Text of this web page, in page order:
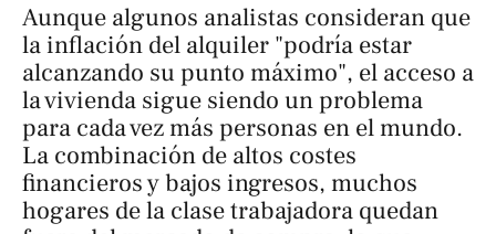
Aunque algunos analistas consideran que
la inflación del alquiler "podría estar
alcanzando su punto máximo", el acceso a
la vivienda sigue siendo un problema
para cada vez más personas en el mundo.
La combinación de altos costes
financieros y bajos ingresos, muchos
hogares de la clase trabajadora quedan